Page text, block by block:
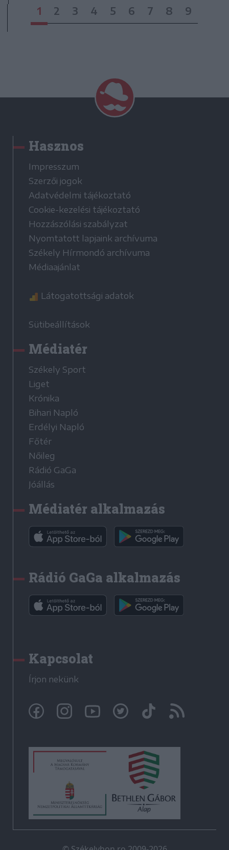
1 2 3 4 5 6 7 8 9
Hasznos
Impresszum
Szerzői jogok
Adatvédelmi tájékoztató
Cookie-kezelési tájékoztató
Hozzászólási szabályzat
Nyomtatott lapjaink archívuma
Székely Hírmondó archívuma
Médiaajánlat
Látogatottsági adatok
Sütibeállítások
Médiatér
Székely Sport
Liget
Krónika
Bihari Napló
Erdélyi Napló
Főtér
Nőileg
Rádió GaGa
Jóállás
Médiatér alkalmazás
Rádió GaGa alkalmazás
Kapcsolat
Írjon nekünk